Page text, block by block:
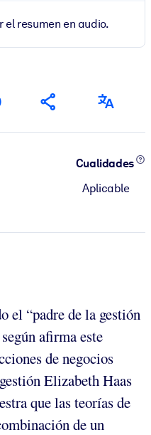
resumen en audio.
Cualidades
Aplicable
el “padre de la gestión
afirma este
de negocios
Elizabeth Haas
que las teorías de
de un